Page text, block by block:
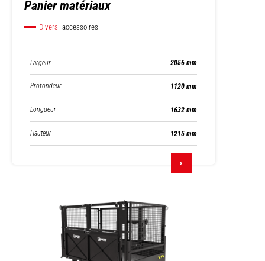
Panier matériaux
Divers accessoires
Largeur 2056 mm
Profondeur 1120 mm
Longueur 1632 mm
Hauteur 1215 mm